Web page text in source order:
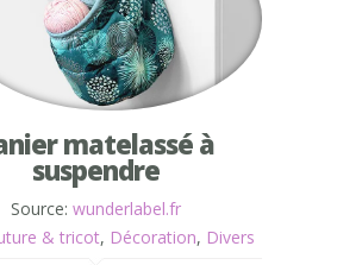
matelassé à
suspendre
Source: wunderlabel.fr
& tricot, Décoration, Divers